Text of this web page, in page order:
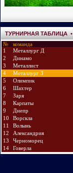
ТУРНИРНАЯ ТАБЛИЦА •
№
команда
1
Металлург Д
2
Динамо
3
Металлист
4
Металлург З
5
Олимпик
6
Шахтер
7
Заря
8
Карпаты
9
Днепр
10
Ворскла
11
Волынь
12
Александрия
13
Черноморец
14
Говерла